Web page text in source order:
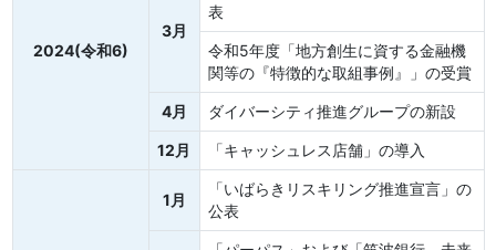
2024(令和6)
3月
表
令和5年度「地方創生に資する金融機
関等の『特徴的な取組事例』」の受賞
4月 ダイバーシティ推進グループの新設
12月 「キャッシュレス店舗」の導入
1月
「いばらきリスキリング推進宣言」の
公表